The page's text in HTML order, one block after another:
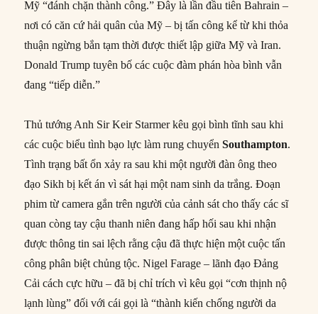
Mỹ “đánh chặn thành công.” Đây là lần đầu tiên Bahrain –
nơi có căn cứ hải quân của Mỹ – bị tấn công kể từ khi thỏa
thuận ngừng bắn tạm thời được thiết lập giữa Mỹ và Iran.
Donald Trump tuyên bố các cuộc đàm phán hòa bình vẫn
đang “tiếp diễn.”
Thủ tướng Anh Sir Keir Starmer kêu gọi bình tĩnh sau khi
các cuộc biểu tình bạo lực làm rung chuyểnSouthampton.
Tình trạng bất ổn xảy ra sau khi một người đàn ông theo
đạo Sikh bị kết án vì sát hại một nam sinh da trắng. Đoạn
phim từ camera gắn trên người của cảnh sát cho thấy các sĩ
quan còng tay cậu thanh niên đang hấp hối sau khi nhận
được thông tin sai lệch rằng cậu đã thực hiện một cuộc tấn
công phân biệt chủng tộc. Nigel Farage – lãnh đạo Đảng
Cải cách cực hữu – đã bị chỉ trích vì kêu gọi “cơn thịnh nộ
lạnh lùng” đối với cái gọi là “thành kiến chống người da